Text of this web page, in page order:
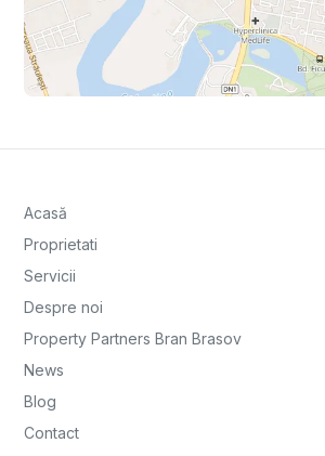
Acasă
Proprietati
Servicii
Despre noi
Property Partners Bran Brasov
News
Blog
Contact